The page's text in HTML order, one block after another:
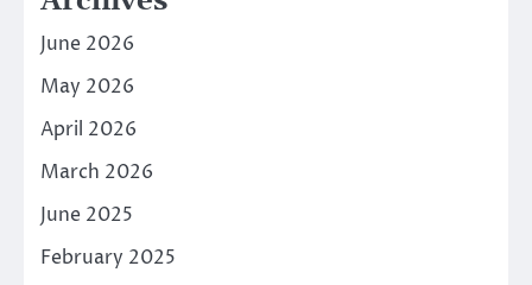
June 2026
May 2026
April 2026
March 2026
June 2025
February 2025